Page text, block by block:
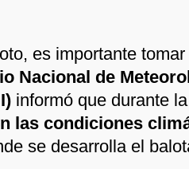
es importante tomar
Nacional de
informó que durante
las condiciones
se desarrolla el